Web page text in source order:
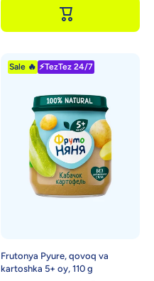
Sale 🔥 ⚡TezTez 24/7
Frutonya Pyure, qovoq va
kartoshka 5+ oy, 110 g